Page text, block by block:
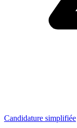
Candidature simplifiée